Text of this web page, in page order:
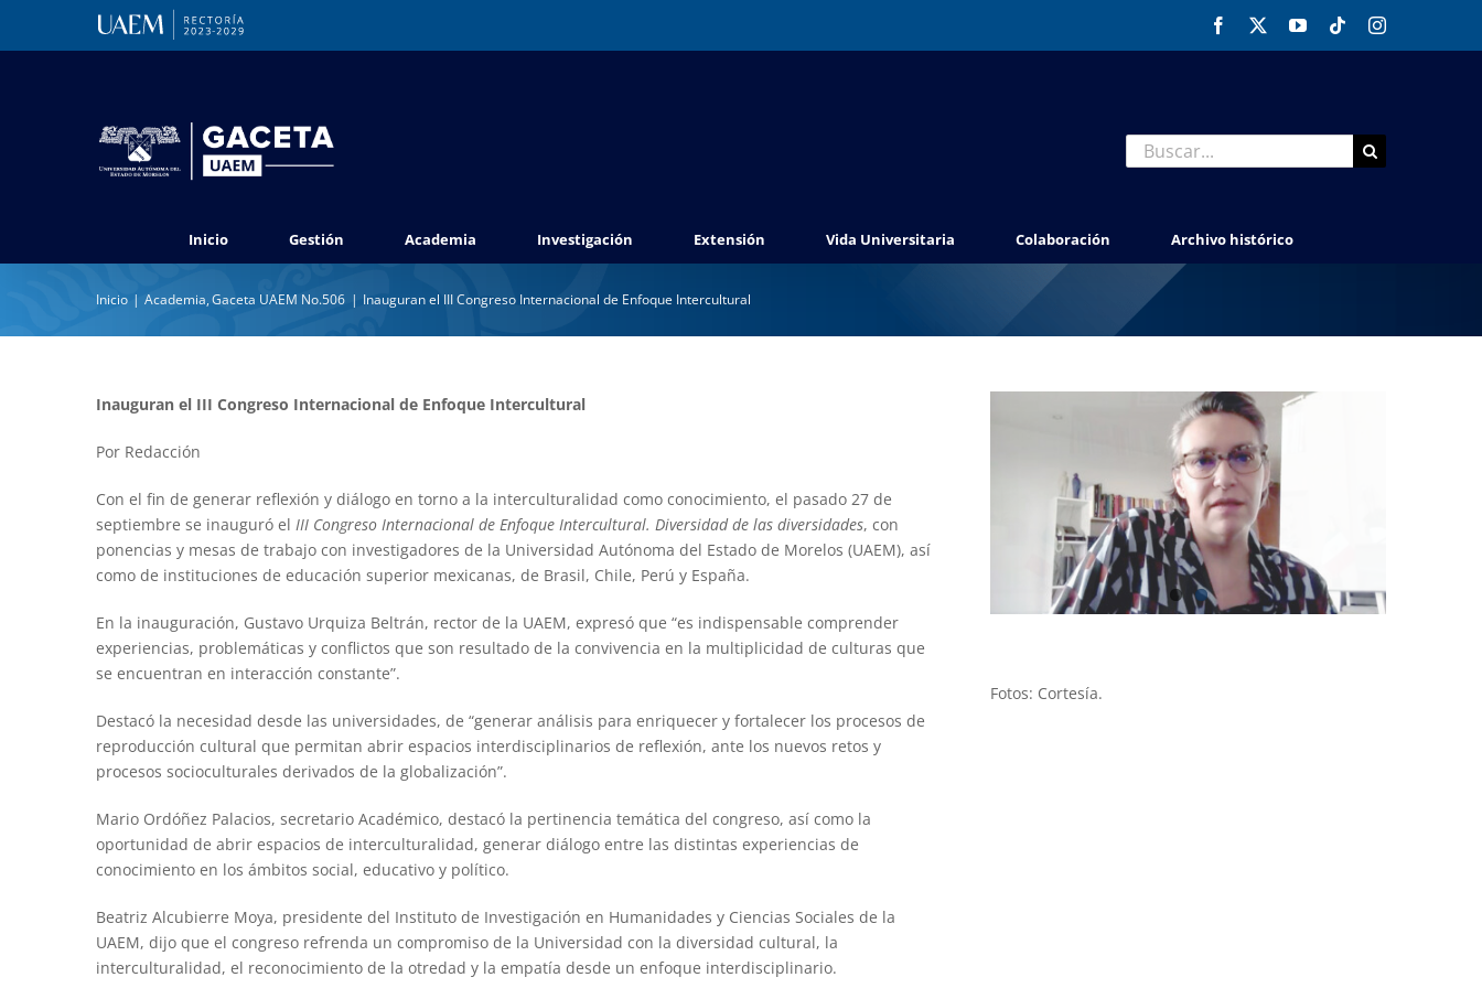
Facebook YouTubeTiktokInstagram
Buscar:
Inicio Gestión Academia Investigación Extensión Vida Universitaria Colaboración Archivo histórico
Inicio Academia Gaceta UAEM No.506 Inauguran el III Congreso Internacional de Enfoque Intercultural
Inauguran el III Congreso Internacional de Enfoque Intercultural
Por Redacción
Con el fin de generar reflexión y diálogo en torno a la interculturalidad como conocimiento, el pasado 27 de
septiembre se inauguró el III Congreso Internacional de Enfoque Intercultural. Diversidad de las diversidades, con
ponencias y mesas de trabajo con investigadores de la Universidad Autónoma del Estado de Morelos (UAEM), así
como de instituciones de educación superior mexicanas, de Brasil, Chile, Perú y España.
En la inauguración, Gustavo Urquiza Beltrán, rector de la UAEM, expresó que “es indispensable comprender
experiencias, problemáticas y conflictos que son resultado de la convivencia en la multiplicidad de culturas que
se encuentran en interacción constante”.
Destacó la necesidad desde las universidades, de “generar análisis para enriquecer y fortalecer los procesos de
reproducción cultural que permitan abrir espacios interdisciplinarios de reflexión, ante los nuevos retos y
procesos socioculturales derivados de la globalización”.
Mario Ordóñez Palacios, secretario Académico, destacó la pertinencia temática del congreso, así como la
oportunidad de abrir espacios de interculturalidad, generar diálogo entre las distintas experiencias de
conocimiento en los ámbitos social, educativo y político.
Beatriz Alcubierre Moya, presidente del Instituto de Investigación en Humanidades y Ciencias Sociales de la
UAEM, dijo que el congreso refrenda un compromiso de la Universidad con la diversidad cultural, la
interculturalidad, el reconocimiento de la otredad y la empatía desde un enfoque interdisciplinario.
Fotos: Cortesía.